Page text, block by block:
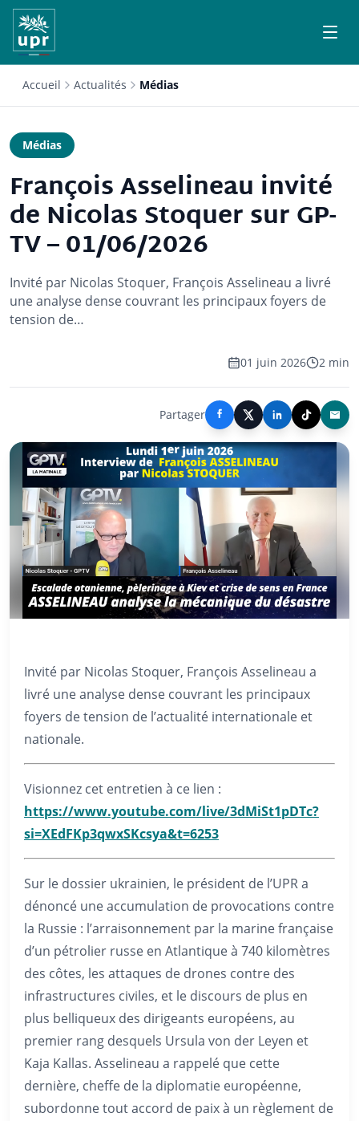
Accueil Actualités Médias
Médias
François Asselineau invité
de Nicolas Stoquer sur GP-
TV – 01/06/2026
Invité par Nicolas Stoquer, François Asselineau a livré
une analyse dense couvrant les principaux foyers de
tension de…
01 juin 2026 2 min
Partager
Invité par Nicolas Stoquer, François Asselineau a
livré une analyse dense couvrant les principaux
foyers de tension de l’actualité internationale et
nationale.
Visionnez cet entretien à ce lien :
https://www.youtube.com/live/3dMiSt1pDTc?
si=XEdFKp3qwxSKcsya&t=6253
Sur le dossier ukrainien, le président de l’UPR a
dénoncé une accumulation de provocations contre
la Russie : l’arraisonnement par la marine française
d’un pétrolier russe en Atlantique à 740 kilomètres
des côtes, les attaques de drones contre des
infrastructures civiles, et le discours de plus en
plus belliqueux des dirigeants européens, au
premier rang desquels Ursula von der Leyen et
Kaja Kallas. Asselineau a rappelé que cette
dernière, cheffe de la diplomatie européenne,
subordonne tout accord de paix à un règlement de